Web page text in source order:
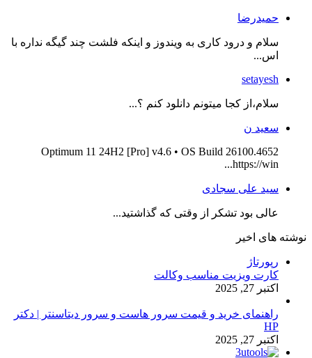
حمیدرضا
سلام و درود کاری به ویندوز و اینکه فلشت چند گیگه نداره با
اس...
setayesh
سلام،از کجا میتونم دانلود کنم ؟...
سعید ن
Optimum 11 24H2 [Pro] v4.6 • OS Build 26100.4652
https://win...
سید علی سجادی
عالی بود تشکر از وقتی که گذاشتید...
نوشته های اخیر
رپورتاژ
کارت ویزیت مناسب وکالت
اکتبر 27, 2025
راهنمای خرید و قیمت سرور هاست و سرور دیتاسنتر | دکتر
HP
اکتبر 27, 2025